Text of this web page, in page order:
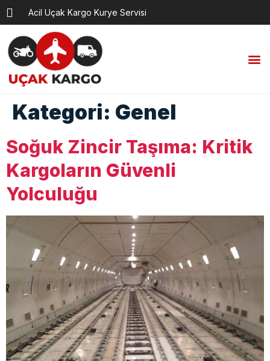
Acil Uçak Kargo Kurye Servisi
Kategori: Genel
Soğuk Zincir Taşıma: Kritik
Kargoların Güvenli
Yolculuğu